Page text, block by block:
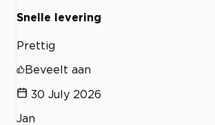
Snelle levering
Prettig
Beveelt aan
30 July 2026
Jan